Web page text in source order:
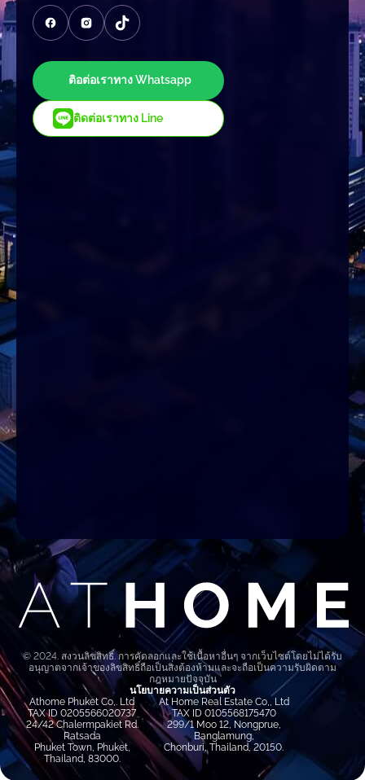
ติอต่อเราทาง Whatsapp
ติดต่อเราทาง Line
นโยบายความเป็นส่วนตัว
©️ 2024. สงวนลิขสิทธิ์. การคัดลอกและใช้เนื้อหาอื่นๆ จากเว็บไซต์โดยไม่ได้รับ
อนุญาตจากเจ้าของลิขสิทธิ์ถือเป็นสิ่งต้องห้ามและจะถือเป็นความรับผิดตาม
กฎหมายปัจจุบัน
Athome Phuket Co,. Ltd
TAX ID 0205566020737
24/42 Chalermpakiet Rd.
Ratsada
Phuket Town, Phuket,
Thailand, 83000.
At Home Real Estate Co,, Ltd
TAX ID 0105568175470
299/1 Moo 12, Nongprue,
Banglamung,
Chonburi, Thailand, 20150.